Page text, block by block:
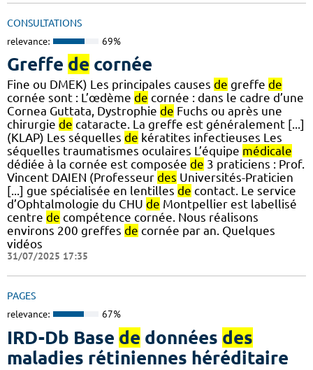
CONSULTATIONS
relevance: 69%
Greffe de cornée
Fine ou DMEK) Les principales causes de greffe de
cornée sont : L’œdème de cornée : dans le cadre d’une
Cornea Guttata, Dystrophie de Fuchs ou après une
chirurgie de cataracte. La greffe est généralement [...]
(KLAP) Les séquelles de kératites infectieuses Les
séquelles traumatismes oculaires L’équipe médicale
dédiée à la cornée est composée de 3 praticiens : Prof.
Vincent DAIEN (Professeur des Universités-Praticien
[...] gue spécialisée en lentilles de contact. Le service
d’Ophtalmologie du CHU de Montpellier est labellisé
centre de compétence cornée. Nous réalisons
environs 200 greffes de cornée par an. Quelques
vidéos
31/07/2025 17:35
PAGES
relevance: 67%
IRD-Db Base de données des
maladies rétiniennes héréditaire